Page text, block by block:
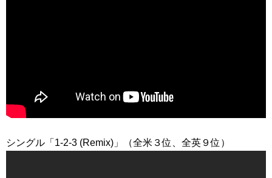
シングル「1-2-3 (Remix)」（全米３位、全英９位）